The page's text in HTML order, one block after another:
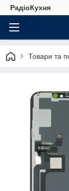
РадіоКухня
Товари та